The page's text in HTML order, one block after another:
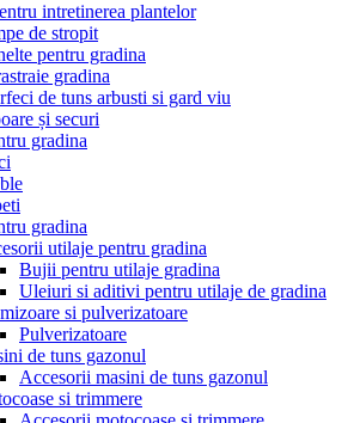
intretinerea plantelor
de stropit
pentru gradina
gradina
de tuns arbusti si gard viu
și securi
gradina
gradina
utilaje pentru gradina
Bujii pentru utilaje gradina
Uleiuri si aditivi pentru utilaje de gradina
si pulverizatoare
Pulverizatoare
de tuns gazonul
Accesorii masini de tuns gazonul
si trimmere